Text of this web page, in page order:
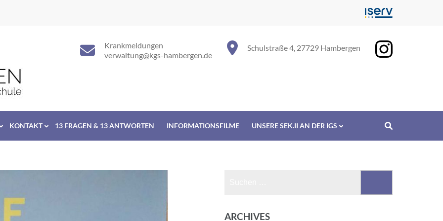
Schulstraße 4, 27729 Hambergen
Krankmeldungen
verwaltung@kgs-hambergen.de
KONTAKT 13 FRAGEN & 13 ANTWORTEN INFORMATIONSFILME UNSERE SEK.II AN DER IGS
ARCHIVES